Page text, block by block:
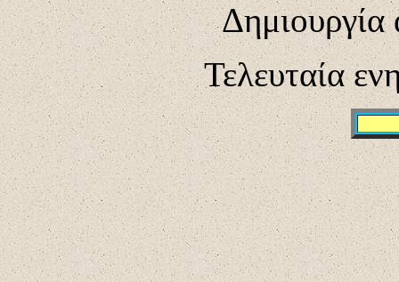
Δημιουργία
Τελευταία